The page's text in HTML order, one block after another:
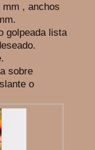
, anchos
golpeada lista
sobre
o